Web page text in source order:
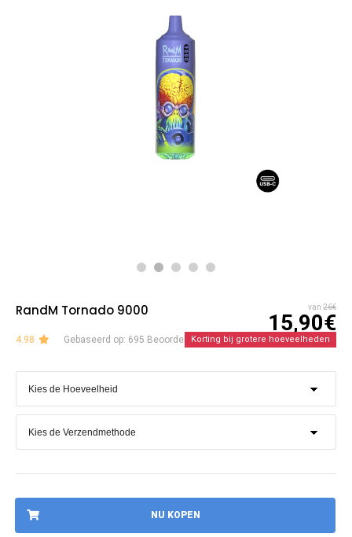
RandM Tornado 9000 van 26€
15,90€
4.98 Gebaseerd op: 695 BeoordelingenKorting bij grotere hoeveelheden
NU KOPEN